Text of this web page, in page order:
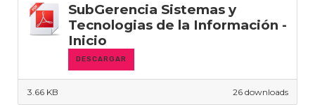
SubGerencia Sistemas y
Tecnologias de la Información -
Inicio
DESCARGAR
26 downloads
3.66 KB